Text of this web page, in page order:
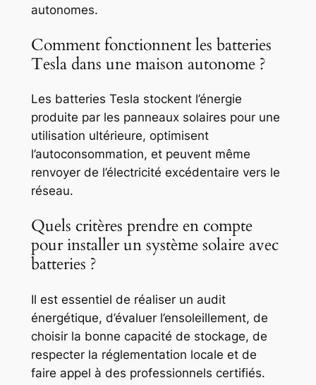
autonomes.
Comment fonctionnent les batteries
Tesla dans une maison autonome ?
Les batteries Tesla stockent l’énergie
produite par les panneaux solaires pour une
utilisation ultérieure, optimisent
l’autoconsommation, et peuvent même
renvoyer de l’électricité excédentaire vers le
réseau.
Quels critères prendre en compte
pour installer un système solaire avec
batteries ?
Il est essentiel de réaliser un audit
énergétique, d’évaluer l’ensoleillement, de
choisir la bonne capacité de stockage, de
respecter la réglementation locale et de
faire appel à des professionnels certifiés.